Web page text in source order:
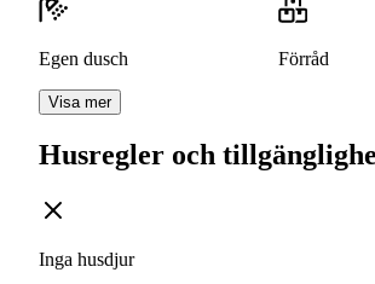
Egen dusch Förråd
Visa mer
Husregler och
Inga husdjur